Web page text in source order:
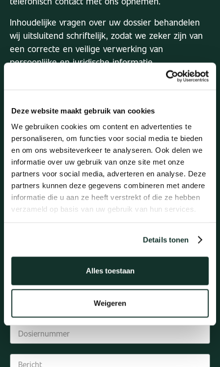
Deze website maakt gebruik van cookies
We gebruiken cookies om content en advertenties te
personaliseren, om functies voor social media te bieden
en om ons websiteverkeer te analyseren. Ook delen we
informatie over uw gebruik van onze site met onze
partners voor social media, adverteren en analyse. Deze
partners kunnen deze gegevens combineren met andere
informatie die u aan ze heeft verstrekt of die ze hebben
verzameld op basis van uw gebruik van hun services.
Details tonen
Alles toestaan
Weigeren
Neem contact op met de gerechtsdeurwaarder. De
gerechtsdeurwaarder kan niet beslissen om een beslag
op te heffen, maar hij kan dit navragen bij de advocaat
van uw wederpartij.
Inhoudelijke vragen over uw dossier behandelen
wij uitsluitend schriftelijk, zodat we zeker zijn van
een correcte en veilige verwerking van
persoonlijke en juridische informatie.
CONTACTOPNEMEN